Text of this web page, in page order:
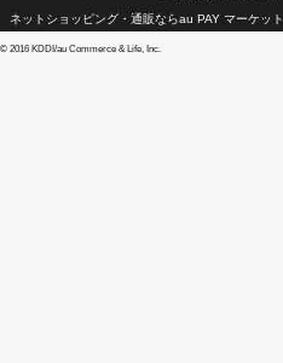
ネットショッピング・通販ならau PAY マーケット
© 2016 KDDI/au Commerce & Life, Inc.